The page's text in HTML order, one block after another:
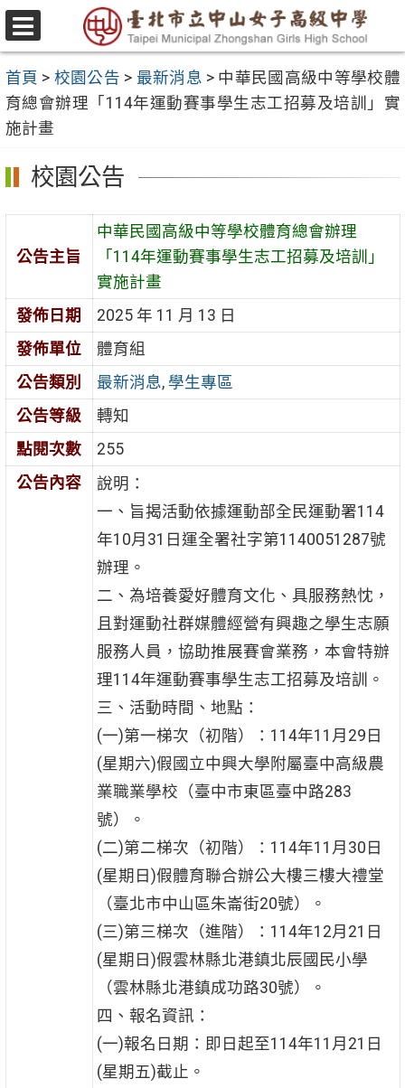
跳
至
要
內
容
區
選
單
首頁 > 校園公告 > 最新消息 > 中華民國高級中等學校體
育總會辦理「114年運動賽事學生志工招募及培訓」實
施計畫
校園公告
公告主旨
中華民國高級中等學校體育總會辦理
「114年運動賽事學生志工招募及培訓」
實施計畫
發佈日期
2025 年 11 月 13 日
發佈單位
體育組
公告類別
最新消息, 學生專區
公告等級
轉知
點閱次數
255
公告內容
說明：
一、旨揭活動依據運動部全民運動署114
年10月31日運全署社字第1140051287號
辦理。
二、為培養愛好體育文化、具服務熱忱，
且對運動社群媒體經營有興趣之學生志願
服務人員，協助推展賽會業務，本會特辦
理114年運動賽事學生志工招募及培訓。
三、活動時間、地點：
(一)第一梯次（初階）：114年11月29日
(星期六)假國立中興大學附屬臺中高級農
業職業學校（臺中市東區臺中路283
號）。
(二)第二梯次（初階）：114年11月30日
(星期日)假體育聯合辦公大樓三樓大禮堂
（臺北市中山區朱崙街20號）。
(三)第三梯次（進階）：114年12月21日
(星期日)假雲林縣北港鎮北辰國民小學
（雲林縣北港鎮成功路30號）。
四、報名資訊：
(一)報名日期：即日起至114年11月21日
(星期五)截止。